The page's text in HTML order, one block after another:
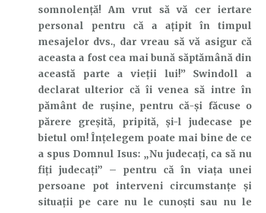
somnolență! Am vrut să vă cer iertare
personal pentru că a ațipit în timpul
mesajelor dvs., dar vreau să vă asigur că
aceasta a fost cea mai bună săptămână din
această parte a vieții lui!” Swindoll a
declarat ulterior că îi venea să intre în
pământ de rușine, pentru că-și făcuse o
părere greșită, pripită, și-l judecase pe
bietul om! Înțelegem poate mai bine de ce
a spus Domnul Isus: „Nu judecați, ca să nu
fiți judecați” – pentru că în viața unei
persoane pot interveni circumstanțe și
situații pe care nu le cunoști sau nu le